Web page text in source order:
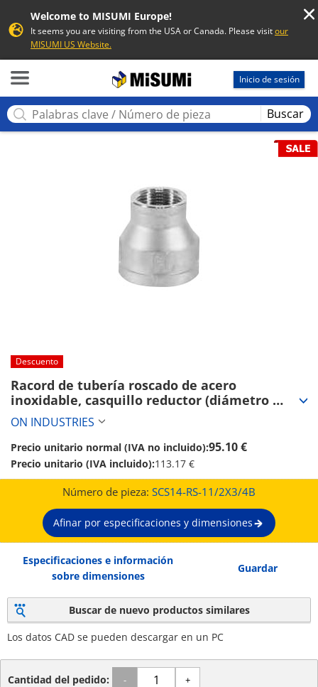
Welcome to MISUMI Europe!
It seems you are visiting from the USA or Canada. Please visitour
MISUMI US Website.
Inicio de sesión
Buscar
Descuento
Racord de tubería roscado de acero
inoxidable, casquillo reductor (diámetro
exterior diferencial) RS (SCS14-RS-11/2X3/4B)
ON INDUSTRIES
Precio unitario normal (IVA no incluido):95.10 €
Precio unitario (IVA incluido):113.17 €
Número de pieza: SCS14-RS-11/2X3/4B
Afinar por especificaciones y dimensiones
Especificaciones e información
sobre dimensiones
Guardar
Buscar de nuevo productos similares
Los datos CAD se pueden descargar en un PC
Cantidad del pedido: - +